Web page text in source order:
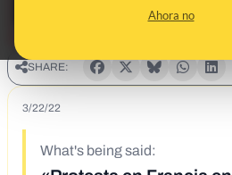
Ahora no
SHARE:
3/22/22
What's being said: